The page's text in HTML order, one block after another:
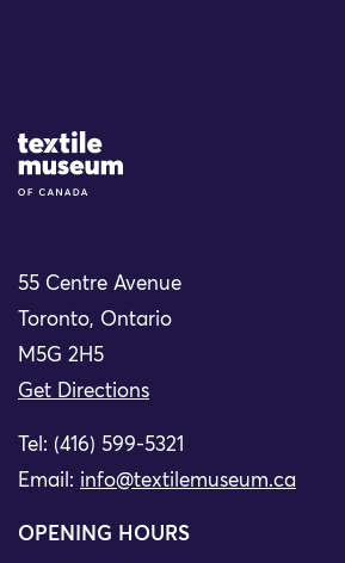
Site Logo
55 Centre Avenue
Toronto, Ontario
M5G 2H5
Get Directions
Tel: (416) 599-5321
Email: info@textilemuseum.ca
OPENING HOURS